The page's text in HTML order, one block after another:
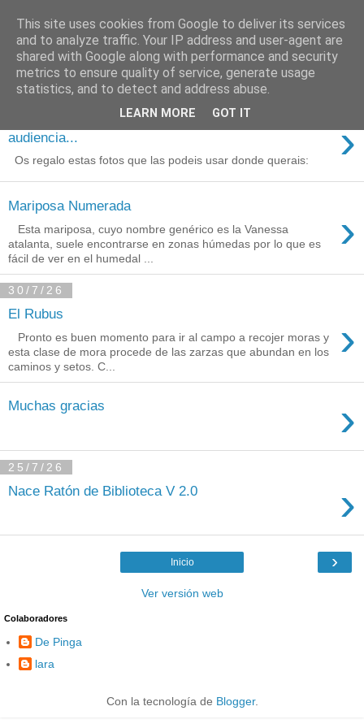
Está de pinga
3/8/26
Agradecimientos a Ares por su
audiencia...
›
Os regalo estas fotos que las podeis usar donde querais:
Mariposa Numerada ›
Esta mariposa, cuyo nombre genérico es la Vanessa
atalanta, suele encontrarse en zonas húmedas por lo que es
fácil de ver en el humedal ...
30/7/26
El Rubus ›
Pronto es buen momento para ir al campo a recojer moras y
esta clase de mora procede de las zarzas que abundan en los
caminos y setos. C...
Muchas gracias ›
25/7/26
Nace Ratón de Biblioteca V 2.0 ›
›
Inicio
Ver versión web
Colaboradores
De Pinga
lara
Con la tecnología de Blogger.
This site uses cookies from Google to deliver its services
and to analyze traffic. Your IP address and user-agent are
shared with Google along with performance and security
metrics to ensure quality of service, generate usage
statistics, and to detect and address abuse.
LEARN MORE GOT IT